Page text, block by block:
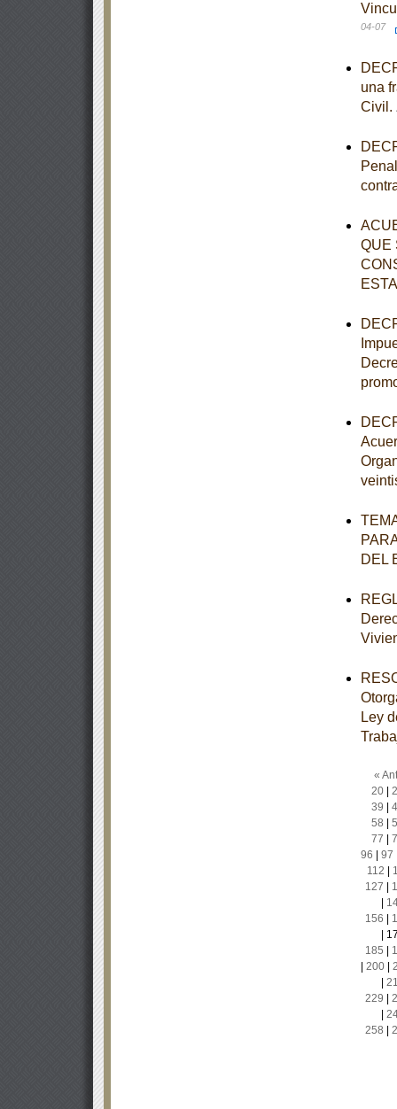
04-07
una
Civil.
QUE
DEL
Ley
«
20|
39
58
77
96
97
112
127
156
185
200|
229
258